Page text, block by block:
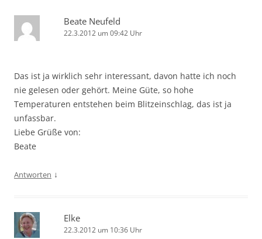
Beate Neufeld
22.3.2012 um 09:42 Uhr
Das ist ja wirklich sehr interessant, davon hatte ich noch
nie gelesen oder gehört. Meine Güte, so hohe
Temperaturen entstehen beim Blitzeinschlag, das ist ja
unfassbar.
Liebe Grüße von:
Beate
Antworten ↓
Elke
22.3.2012 um 10:36 Uhr